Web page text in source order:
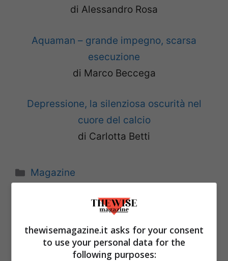
di Alessandro Rosa
Aquaman – grande impegno, scarsa
esecuzione
di Marco Beccega
Depressione, la silenziosa oscurità nel
cuore del calcio
di Carlotta Betti
Categorie
Magazine
thewisemagazine.it asks for your consent
to use your personal data for the
following purposes: